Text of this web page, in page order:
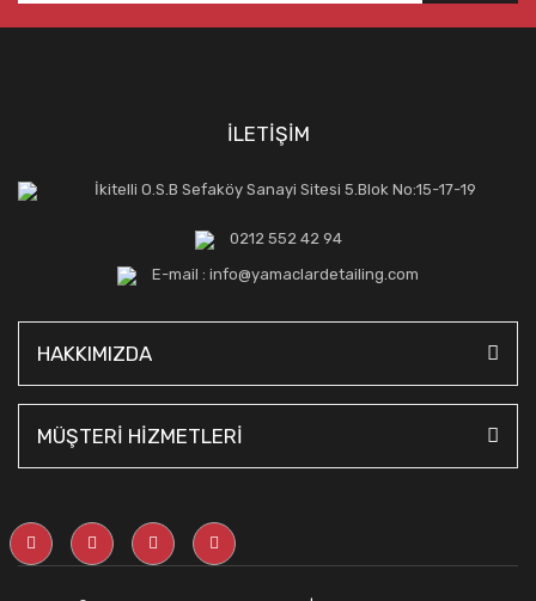
İLETİŞİM
İkitelli O.S.B Sefaköy Sanayi Sitesi 5.Blok No:15-17-19
0212 552 42 94
E-mail : info@yamaclardetailing.com
HAKKIMIZDA
MÜŞTERİ HİZMETLERİ